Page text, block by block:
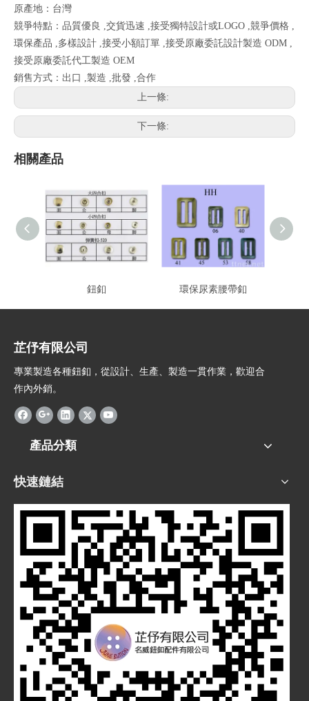
原產地：台灣
競爭特點：品質優良 ,交貨迅速 ,接受獨特設計或LOGO ,競爭價格 ,
環保產品 ,多樣設計 ,接受小額訂單 ,接受原廠委託設計製造 ODM ,
接受原廠委託代工製造 OEM
銷售方式：出口 ,製造 ,批發 ,合作
上一條:
下一條:
相關產品
鈕釦 環保尿素腰帶釦
芷伃有限公司
專業製造各種鈕釦，從設計、生產、製造一貫作業，歡迎合
作內外銷。
產品分類
快速鏈結